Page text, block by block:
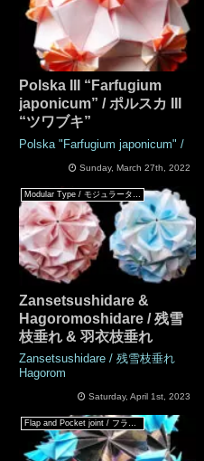
Polska III “Farfugium
japonicum” / ポルスカ III
“ツワブキ”
Polska "Farfugium japonicum" /
Sunday, March 27th, 2022
Modular Type / モジュラータイプ
Zansetsushidare &
Hagoromoshidare / 残雪
枝垂れ & 羽衣枝垂れ
Zansetsushidare / 残雪枝垂れ
Hagorom
Saturday, April 1st, 2023
Flap and Pocket joint / フラップ & ポケットジョイント